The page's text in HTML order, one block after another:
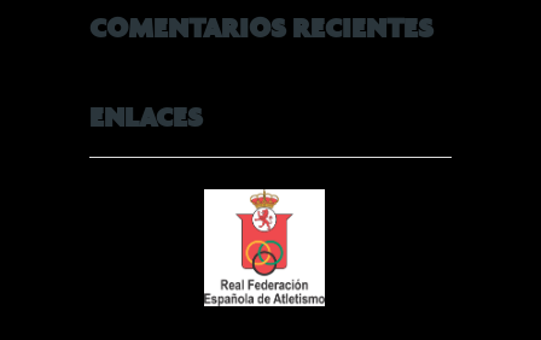
COMENTARIOS RECIENTES
ENLACES